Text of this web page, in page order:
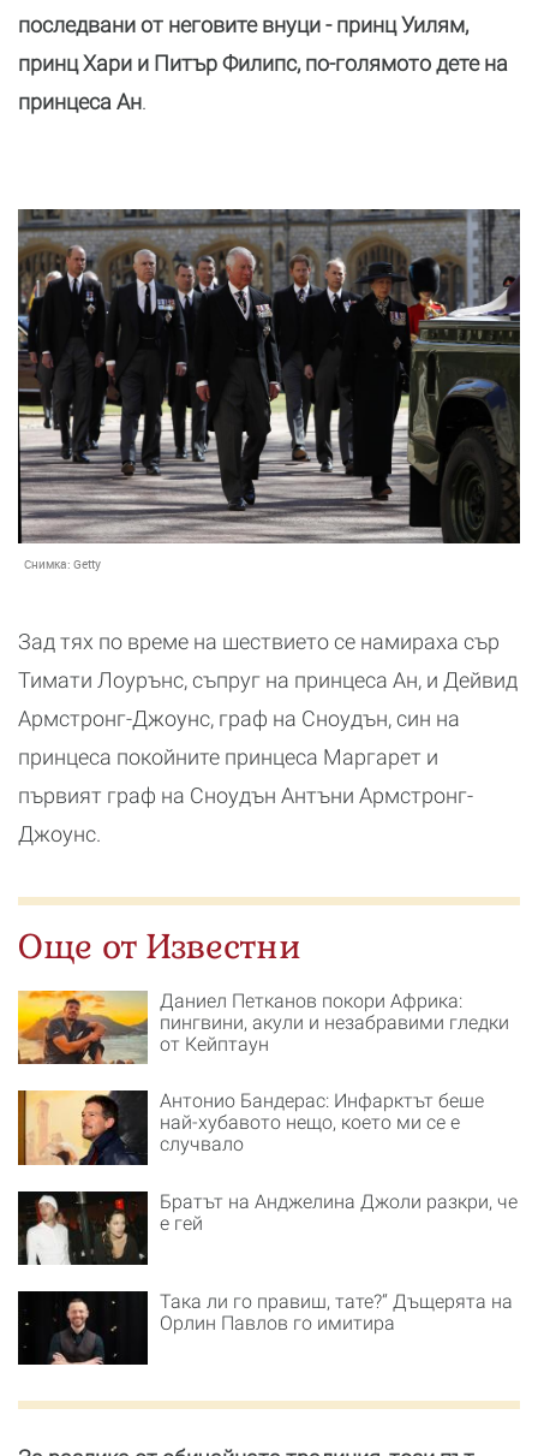
последвани от неговите внуци - принц Уилям,
принц Хари и Питър Филипс, по-голямото дете на
принцеса Ан.
Снимка: Getty
Зад тях по време на шествието се намираха сър
Тимати Лоурънс, съпруг на принцеса Ан, и Дейвид
Армстронг-Джоунс, граф на Сноудън, син на
принцеса покойните принцеса Маргарет и
първият граф на Сноудън Антъни Армстронг-
Джоунс.
Още от Известни
Даниел Петканов покори Африка:
пингвини, акули и незабравими гледки
от Кейптаун
Антонио Бандерас: Инфарктът беше
най-хубавото нещо, което ми се е
случвало
Братът на Анджелина Джоли разкри, че
е гей
Така ли го правиш, тате?“ Дъщерята на
Орлин Павлов го имитира